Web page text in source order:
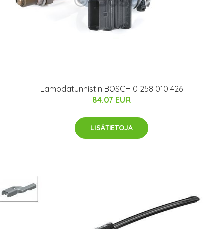
Lambdatunnistin BOSCH 0 258 010 426
84.07 EUR
LISÄTIETOJA